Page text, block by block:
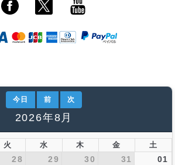
今日 前 次
2026年8月
火 水 木 金 土
28 29 30 31 01